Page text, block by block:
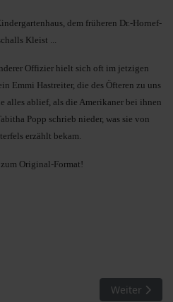
dem früheren Dr.-Hornef-
Kleist ...
Offizier hielt sich oft im jetzigen
Emmi Hastreiter, die des Öfteren zu uns
alles ablief, als die Amerikaner bei ihnen
Popp schrieb nieder, was sie von
erzählt bekam.
Original-Format!
Kriegsende in Mitterfels (1)
Nächster
Weiter